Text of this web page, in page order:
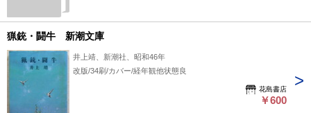
猟銃・闘牛 新潮文庫
井上靖、新潮社、昭和46年
改版/34刷/カバー/経年観他状態良
花島書店
￥600